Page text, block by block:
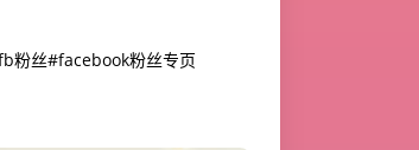
粉丝#facebook粉丝专页